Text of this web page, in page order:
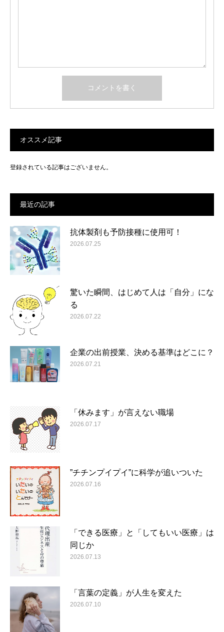
オススメ記事
登録されている記事はございません。
最近の記事
抗体製剤も予防接種に使用可！
2026.07.25
驚いた瞬間、はじめて人は「自分」にな
る
2026.07.22
企業の出前授業、決める基準はどこに？
2026.07.21
「休みます」が言えない職場
2026.07.17
”チチンプイプイ”に科学が追いついた
2026.07.16
「できる医療」と「してもいい医療」は
同じか
2026.07.13
「言葉の定義」が人生を変えた
2026.07.10